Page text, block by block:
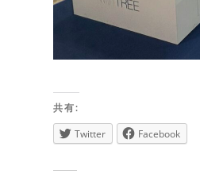
共有:
Twitter Facebook